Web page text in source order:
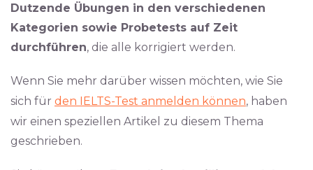
Dutzende Übungen in den verschiedenen
Kategorien sowie Probetests auf Zeit
durchführen, die alle korrigiert werden.
Wenn Sie mehr darüber wissen möchten, wie Sie
sich für den IELTS-Test anmelden können, haben
wir einen speziellen Artikel zu diesem Thema
geschrieben.